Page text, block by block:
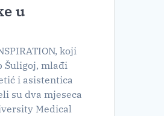
u
koji
Šuligoj, mlađi
i asistentica
su dva mjeseca
Medical